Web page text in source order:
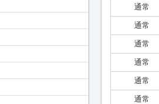
通常
通常
通常
通常
通常
通常